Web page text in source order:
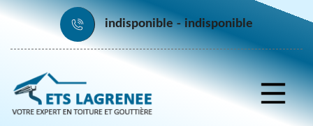
indisponible indisponible